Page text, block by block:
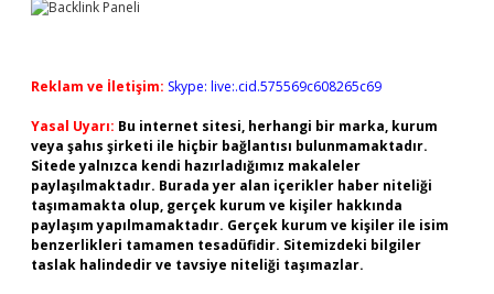
Reklam ve İletişim: Skype: live:.cid.575569c608265c69
Yasal Uyarı: Bu internet sitesi, herhangi bir marka, kurum
veya şahıs şirketi ile hiçbir bağlantısı bulunmamaktadır.
Sitede yalnızca kendi hazırladığımız makaleler
paylaşılmaktadır. Burada yer alan içerikler haber niteliği
taşımamakta olup, gerçek kurum ve kişiler hakkında
paylaşım yapılmamaktadır. Gerçek kurum ve kişiler ile isim
benzerlikleri tamamen tesadüfidir. Sitemizdeki bilgiler
taslak halindedir ve tavsiye niteliği taşımazlar.